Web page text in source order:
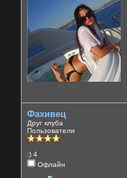
Фахивец
Друг клуба
Пользователи
:) 4
Офлайн